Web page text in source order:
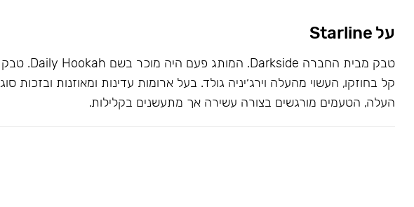
על Starline
טבק מבית החברה Darkside. המותג פעם היה מוכר בשם Daily Hookah. טבק
קל בחוזקו, העשוי מהעלה וירג׳יניה גולד. בעל ארומות עדינות ומאוזנות ובזכות סוג
העלה, הטעמים מורגשים בצורה עשירה אך מתעשנים בקלילות.